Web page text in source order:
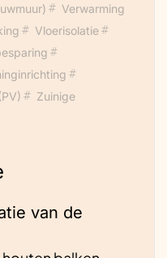
Verwarming
Vloerisolatie
Zuinige
van de